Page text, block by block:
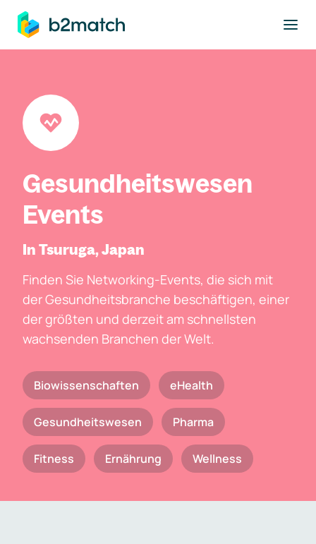
springen
Gesundheitswesen
Events
In Tsuruga, Japan
Finden Sie Networking-Events, die sich mit
der Gesundheitsbranche beschäftigen, einer
der größten und derzeit am schnellsten
wachsenden Branchen der Welt.
Biowissenschaften eHealth
Gesundheitswesen Pharma
Fitness Ernährung Wellness